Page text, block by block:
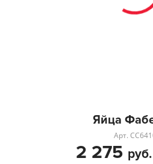
Яйца
Арт.
2 275 руб.